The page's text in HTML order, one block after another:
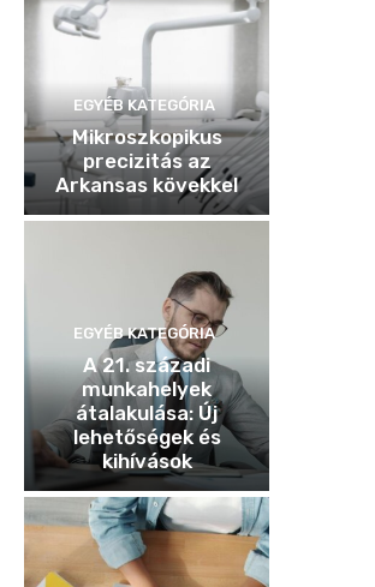
EGYÉB KATEGÓRIA
Mikroszkopikus
precizitás az
Arkansas kövekkel
EGYÉB KATEGÓRIA
A 21. századi
munkahelyek
átalakulása: Új
lehetőségek és
kihívások